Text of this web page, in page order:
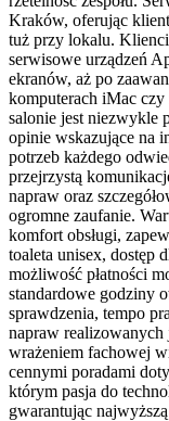
Kraków, oferując
tuż przy lokalu.
serwisowe urządzeń
ekranów, aż po
komputerach iMac
salonie jest niezwykle
opinie wskazujące na
potrzeb każdego
przejrzystą
napraw oraz
ogromne zaufanie.
komfort obsługi,
toaleta unisex, dostęp
możliwość płatności
standardowe godziny
sprawdzenia, tempo
napraw
wrażeniem fachowej
cennymi poradami
którym pasja do
gwarantując